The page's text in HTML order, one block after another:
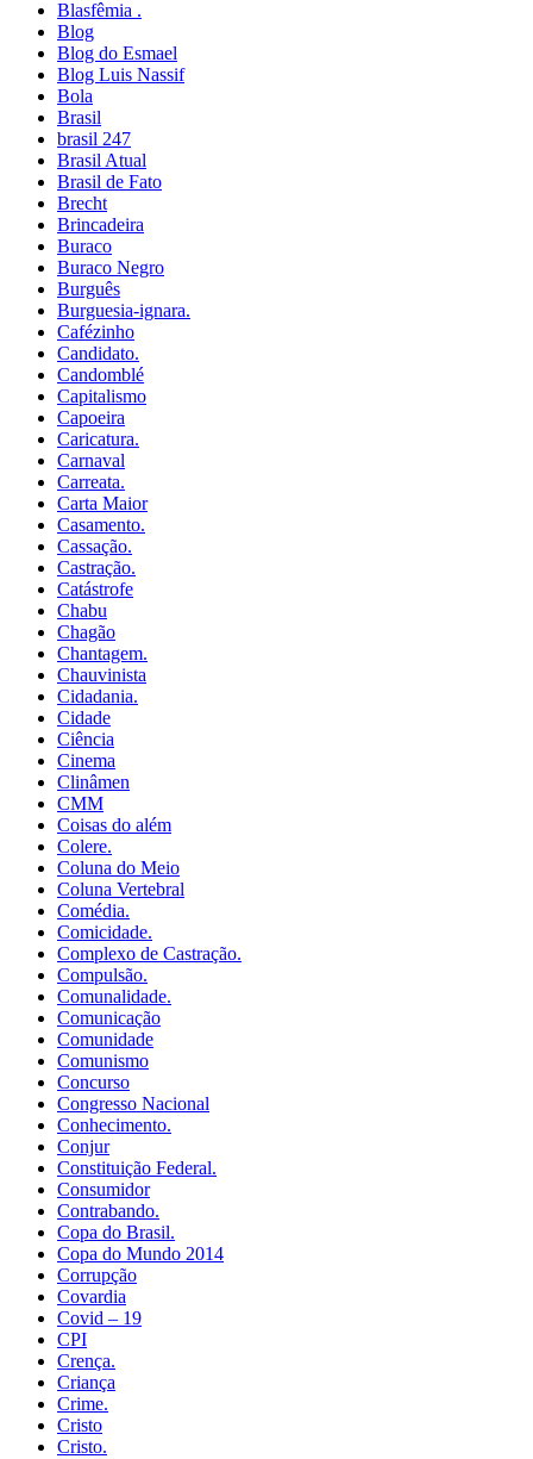
Blasfêmia .
Blog
Blog do Esmael
Blog Luis Nassif
Bola
Brasil
brasil 247
Brasil Atual
Brasil de Fato
Brecht
Brincadeira
Buraco
Buraco Negro
Burguês
Burguesia-ignara.
Cafézinho
Candidato.
Candomblé
Capitalismo
Capoeira
Caricatura.
Carnaval
Carreata.
Carta Maior
Casamento.
Cassação.
Castração.
Catástrofe
Chabu
Chagão
Chantagem.
Chauvinista
Cidadania.
Cidade
Ciência
Cinema
Clinâmen
CMM
Coisas do além
Colere.
Coluna do Meio
Coluna Vertebral
Comédia.
Comicidade.
Complexo de Castração.
Compulsão.
Comunalidade.
Comunicação
Comunidade
Comunismo
Concurso
Congresso Nacional
Conhecimento.
Conjur
Constituição Federal.
Consumidor
Contrabando.
Copa do Brasil.
Copa do Mundo 2014
Corrupção
Covardia
Covid – 19
CPI
Crença.
Criança
Crime.
Cristo
Cristo.